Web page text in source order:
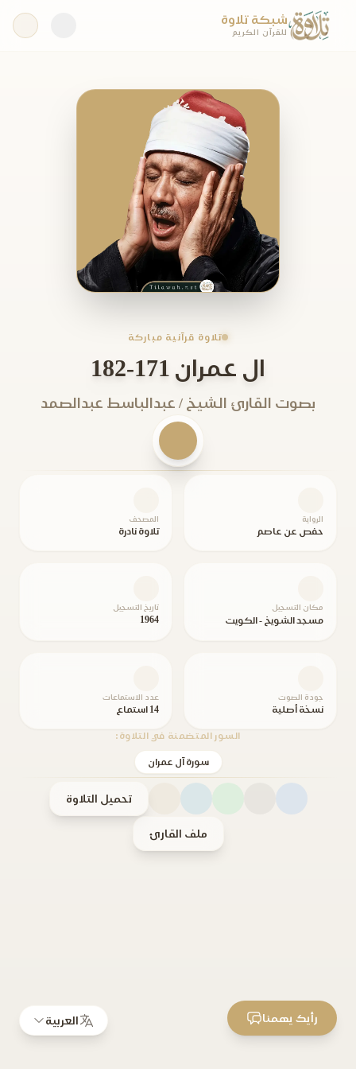
شبكة تلاوة
للقرآن الكريم
تلاوة قرآنية مباركة
ال عمران 171-182
بصوت القارئ الشيخ / عبدالباسط عبدالصمد
الرواية
حفص عن عاصم
المصحف
تلاوة نادرة
مكان التسجيل
مسجد الشويخ - الكويت
تاريخ التسجيل
1964
جودة الصوت
نسخة أصلية
عدد الاستماعات
14 استماع
السور المتضمنة في التلاوة:
سورة آل عمران
تحميل التلاوة
ملف القارئ
العربية رأيك يهمنا